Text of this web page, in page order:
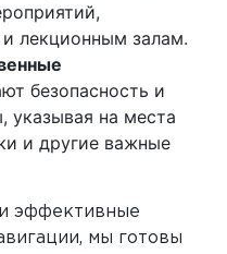
лекционным залам.
безопасность и
указывая на места
и другие важные
эффективные
мы готовы